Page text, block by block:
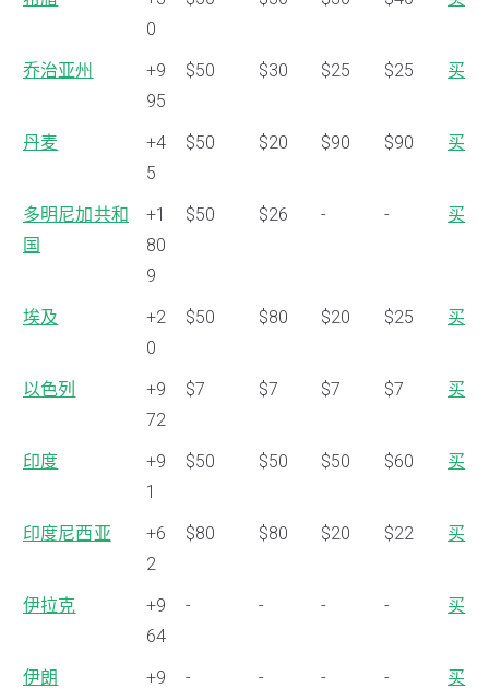
0
乔治亚州
+9
95
$50 $30 $25 $25 买
丹麦
+4
5
$50 $20 $90 $90 买
多明尼加共和
国
+1
80
9
$50 $26 - - 买
埃及
+2
0
$50 $80 $20 $25 买
以色列
+9
72
$7 $7 $7 $7 买
印度
+9
1
$50 $50 $50 $60 买
印度尼西亚
+6
2
$80 $80 $20 $22 买
伊拉克
+9
64
- - - - 买
伊朗
+9
- - - - 买